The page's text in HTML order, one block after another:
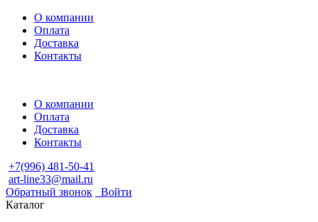
О компании
Оплата
Доставка
Контакты
О компании
Оплата
Доставка
Контакты
+7(996) 481-50-41
art-line33@mail.ru
Обратный звонок
Войти
Каталог